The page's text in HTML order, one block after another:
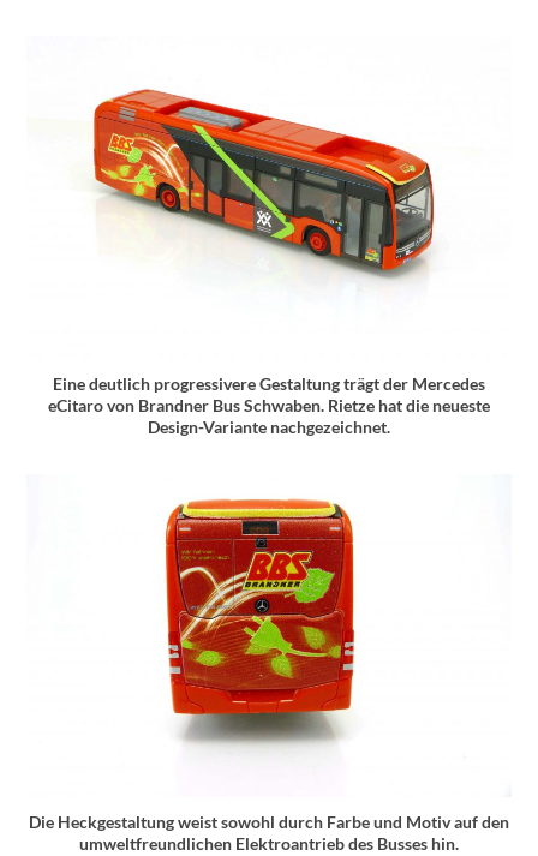
Eine deutlich progressivere Gestaltung trägt der Mercedes
eCitaro von Brandner Bus Schwaben. Rietze hat die neueste
Design-Variante nachgezeichnet.
Die Heckgestaltung weist sowohl durch Farbe und Motiv auf den
umweltfreundlichen Elektroantrieb des Busses hin.